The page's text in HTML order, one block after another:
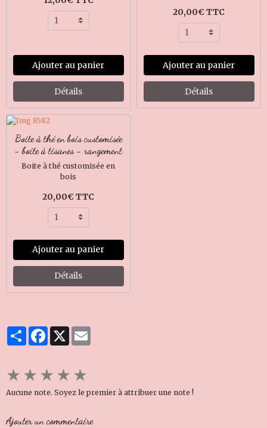
Ajouter au panier
Détails
20,00€ TTC
Ajouter au panier
Détails
Boite à thé en bois customisée
- boite à tisanes - rangement
Boite à thé customisée en
bois
20,00€ TTC
Ajouter au panier
Détails
PartagerFacebook
X
★★★★★
Aucune note. Soyez le premier à attribuer une note !
Ajouter un commentaire